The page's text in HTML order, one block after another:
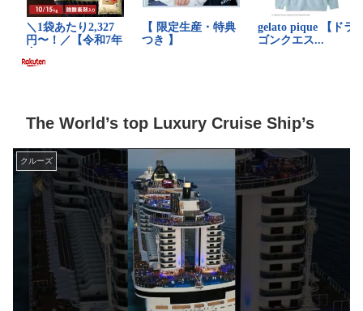
The World’s top Luxury Cruise Ship’s
クルーズ